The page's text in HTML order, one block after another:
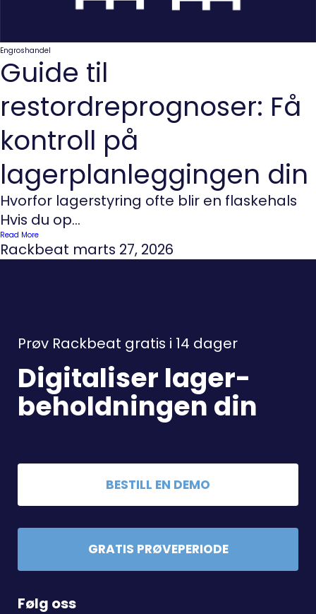
Engroshandel
Guide til
restordreprognoser: Få
kontroll på
lagerplanleggingen din
Hvorfor lagerstyring ofte blir en flaskehals
Hvis du op...
Read More
Rackbeat marts 27, 2026
Prøv Rackbeat gratis i 14 dager
Digitaliser lager-
beholdningen din
BESTILL EN DEMO
GRATIS PRØVEPERIODE
Følg oss